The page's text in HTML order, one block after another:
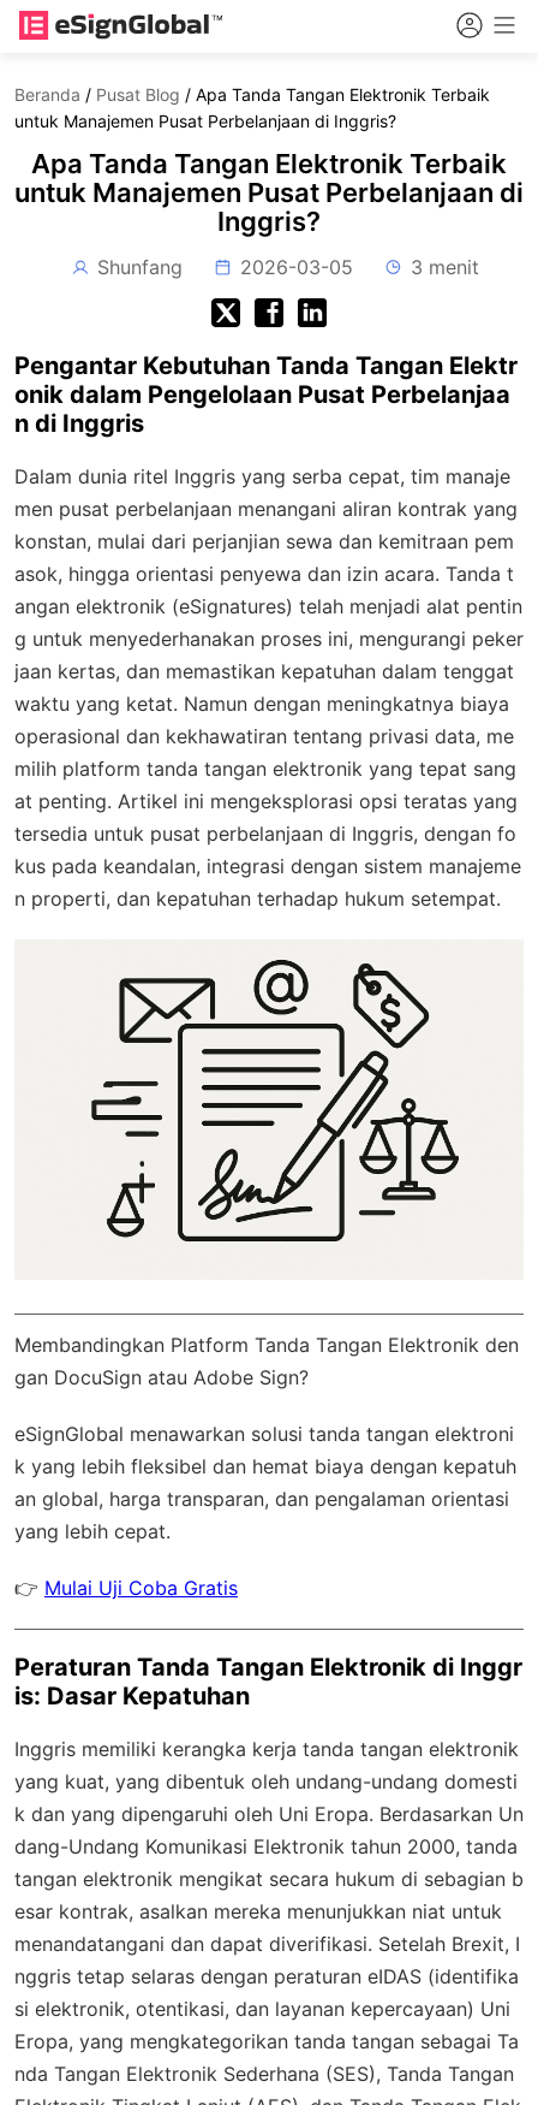
Beranda / Pusat Blog / Apa Tanda Tangan Elektronik Terbaik
untuk Manajemen Pusat Perbelanjaan di Inggris?
Apa Tanda Tangan Elektronik Terbaik
untuk Manajemen Pusat Perbelanjaan di
Inggris?
Shunfang 2026-03-05 3 menit
Pengantar Kebutuhan Tanda Tangan Elektr
onik dalam Pengelolaan Pusat Perbelanjaa
n di Inggris
Dalam dunia ritel Inggris yang serba cepat, tim manaje
men pusat perbelanjaan menangani aliran kontrak yang
konstan, mulai dari perjanjian sewa dan kemitraan pem
asok, hingga orientasi penyewa dan izin acara. Tanda t
angan elektronik (eSignatures) telah menjadi alat pentin
g untuk menyederhanakan proses ini, mengurangi peker
jaan kertas, dan memastikan kepatuhan dalam tenggat
waktu yang ketat. Namun dengan meningkatnya biaya
operasional dan kekhawatiran tentang privasi data, me
milih platform tanda tangan elektronik yang tepat sang
at penting. Artikel ini mengeksplorasi opsi teratas yang
tersedia untuk pusat perbelanjaan di Inggris, dengan fo
kus pada keandalan, integrasi dengan sistem manajeme
n properti, dan kepatuhan terhadap hukum setempat.
Membandingkan Platform Tanda Tangan Elektronik den
gan DocuSign atau Adobe Sign?
eSignGlobal menawarkan solusi tanda tangan elektroni
k yang lebih fleksibel dan hemat biaya dengan kepatuh
an global, harga transparan, dan pengalaman orientasi
yang lebih cepat.
👉 Mulai Uji Coba Gratis
Peraturan Tanda Tangan Elektronik di Inggr
is: Dasar Kepatuhan
Inggris memiliki kerangka kerja tanda tangan elektronik
yang kuat, yang dibentuk oleh undang-undang domesti
k dan yang dipengaruhi oleh Uni Eropa. Berdasarkan Un
dang-Undang Komunikasi Elektronik tahun 2000, tanda
tangan elektronik mengikat secara hukum di sebagian b
esar kontrak, asalkan mereka menunjukkan niat untuk
menandatangani dan dapat diverifikasi. Setelah Brexit, I
nggris tetap selaras dengan peraturan eIDAS (identifika
si elektronik, otentikasi, dan layanan kepercayaan) Uni
Eropa, yang mengkategorikan tanda tangan sebagai Ta
nda Tangan Elektronik Sederhana (SES), Tanda Tangan